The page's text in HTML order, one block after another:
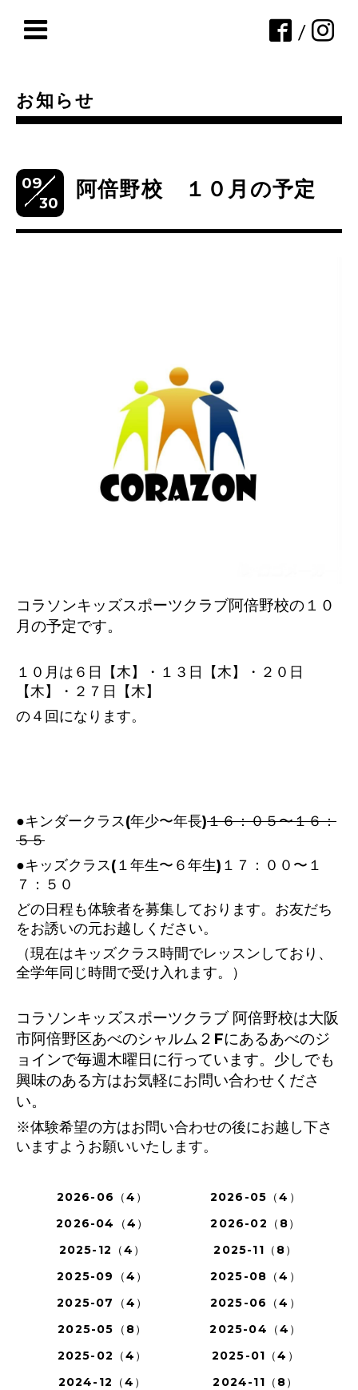
/
お知らせ
09
30
阿倍野校 １０月の予定
コラソンキッズスポーツクラブ阿倍野校の１０
月の予定です。
１０月は６日【木】・１３日【木】・２０日
【木】・２７日【木】
の４回になります。
●キンダークラス(年少〜年長)１６：０５〜１６：
５５
●キッズクラス(１年生〜６年生)１７：００〜１
７：５０
どの日程も体験者を募集しております。お友だち
をお誘いの元お越しください。
（現在はキッズクラス時間でレッスンしており、
全学年同じ時間で受け入れます。）
コラソンキッズスポーツクラブ 阿倍野校は大阪
市阿倍野区あべのシャルム２Fにあるあべのジ
ョインで毎週木曜日に行っています。少しでも
興味のある方はお気軽にお問い合わせくださ
い。
※体験希望の方はお問い合わせの後にお越し下さ
いますようお願いいたします。
2026-06（4）
2026-05（4）
2026-04（4）
2026-02（8）
2025-12（4）
2025-11（8）
2025-09（4）
2025-08（4）
2025-07（4）
2025-06（4）
2025-05（8）
2025-04（4）
2025-02（4）
2025-01（4）
2024-12（4）
2024-11（8）